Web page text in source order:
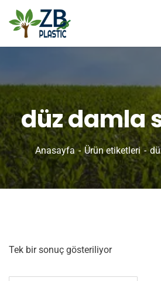
düz damla
Anasayfa Ürün etiketleri
Tek bir sonuç gösteriliyor